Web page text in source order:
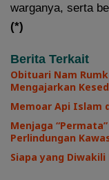
warganya, serta
(*)
Berita Terkait
Obituari Nam
Mengajarkan
Memoar Api Islam
Menjaga
Perlindungan
Siapa yang Diwakili